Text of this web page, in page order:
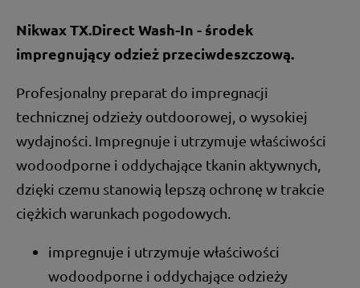
Nikwax TX.Direct Wash-In - środek
impregnujący odzież przeciwdeszczową.
Profesjonalny preparat do impregnacji
technicznej odzieży outdoorowej, o wysokiej
wydajności. Impregnuje i utrzymuje właściwości
wodoodporne i oddychające tkanin aktywnych,
dzięki czemu stanowią lepszą ochronę w trakcie
ciężkich warunkach pogodowych.
impregnuje i utrzymuje właściwości
wodoodporne i oddychające odzieży